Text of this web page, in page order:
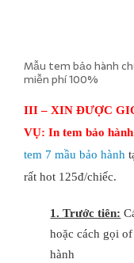
Mẫu tem bảo hành
miễn phí 100%
III – XIN ĐƯỢC
VỤ: ​In tem bảo
tem 7 mầu bảo hành
rất hot 125đ/chiếc.
1. Trước tiên:
hoặc cách gọi
hành